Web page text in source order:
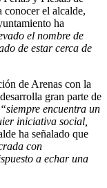
el alcalde,
ha
el nombre de
de estar cerca de
de Arenas con la
gran parte de
“siempre encuentra un
iniciativa social,
ha señalado que
con
a echar una